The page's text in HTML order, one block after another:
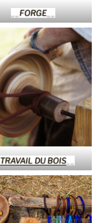
FORGE__
TRAVAIL DU BOIS__